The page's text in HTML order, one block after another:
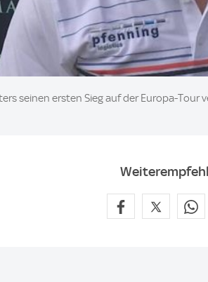
seinen ersten Sieg auf der Europa-Tour